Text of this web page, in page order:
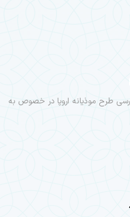
طرح موذیانه اروپا در خصوص به